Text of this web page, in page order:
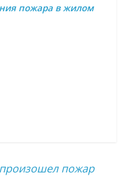
пожара в жилом
пожар